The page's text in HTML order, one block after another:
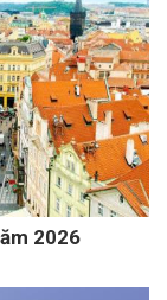
2026